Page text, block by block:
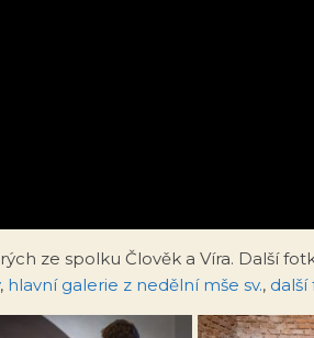
ze spolku Člověk a Víra. Další
, hlavní galerie z nedělní mše sv., další